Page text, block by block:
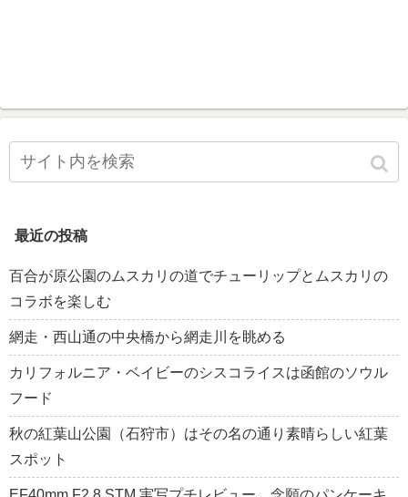
最近の投稿
百合が原公園のムスカリの道でチューリップとムスカリの
コラボを楽しむ
網走・西山通の中央橋から網走川を眺める
カリフォルニア・ベイビーのシスコライスは函館のソウル
フード
秋の紅葉山公園（石狩市）はその名の通り素晴らしい紅葉
スポット